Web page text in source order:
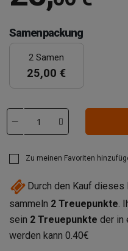
Samenpackung
2 Samen
25,00 €
Zu meinen Favoriten
Durch den Kauf
sammeln 2 Treuepunkte.
sein 2 Treuepunkte der in
werden kann 0.40€